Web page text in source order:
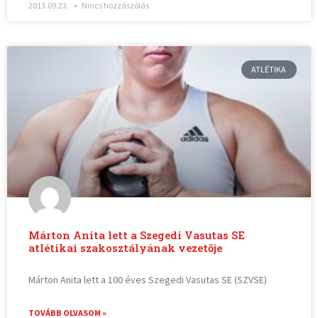
2013.09.23. Nincs hozzászólás
ATLÉTIKA
Márton Anita lett a Szegedi Vasutas SE
atlétikai szakosztályának vezetője
Márton Anita lett a 100 éves Szegedi Vasutas SE (SZVSE)
TOVÁBB OLVASOM »